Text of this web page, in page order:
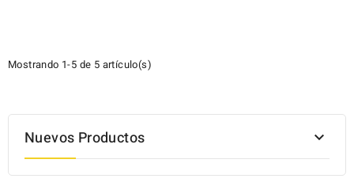
Mostrando 1-5 de 5 artículo(s)
Nuevos Productos 